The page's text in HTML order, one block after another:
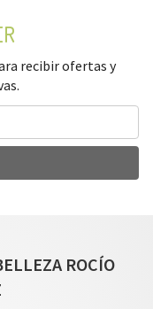
recibir ofertas y
ROCÍO